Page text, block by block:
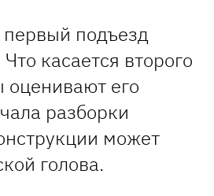
подъезд
касается второго
оценивают его
разборки
может
голова.